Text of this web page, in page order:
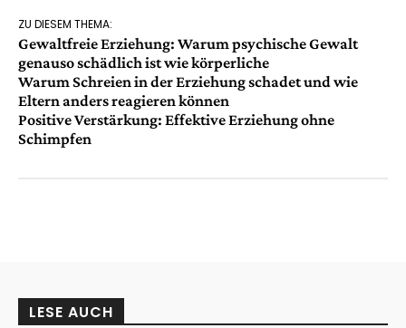
ZU DIESEM THEMA:
Gewaltfreie Erziehung: Warum psychische Gewalt
genauso schädlich ist wie körperliche
Warum Schreien in der Erziehung schadet und wie
Eltern anders reagieren können
Positive Verstärkung: Effektive Erziehung ohne
Schimpfen
LESE AUCH